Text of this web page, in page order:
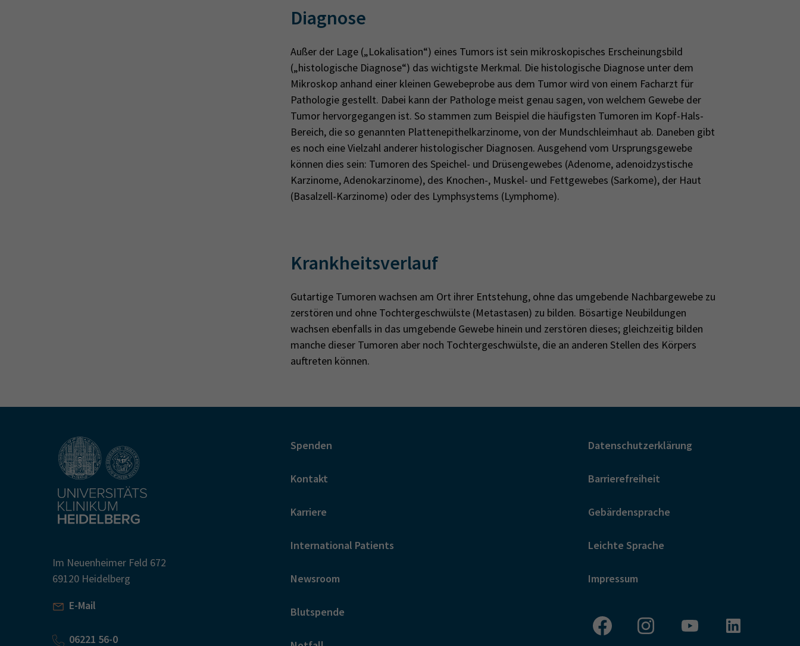
Diagnose
Außer der Lage („Lokalisation“) eines Tumors ist sein mikroskopisches Erscheinungsbild
(„histologische Diagnose“) das wichtigste Merkmal. Die histologische Diagnose unter dem
Mikroskop anhand einer kleinen Gewebeprobe aus dem Tumor wird von einem Facharzt für
Pathologie gestellt. Dabei kann der Pathologe meist genau sagen, von welchem Gewebe der
Tumor hervorgegangen ist. So stammen zum Beispiel die häufigsten Tumoren im Kopf-Hals-
Bereich, die so genannten Plattenepithelkarzinome, von der Mundschleimhaut ab. Daneben gibt
es noch eine Vielzahl anderer histologischer Diagnosen. Ausgehend vom Ursprungsgewebe
können dies sein: Tumoren des Speichel- und Drüsengewebes (Adenome, adenoidzystische
Karzinome, Adenokarzinome), des Knochen-, Muskel- und Fettgewebes (Sarkome), der Haut
(Basalzell-Karzinome) oder des Lymphsystems (Lymphome).
Krankheitsverlauf
Gutartige Tumoren wachsen am Ort ihrer Entstehung, ohne das umgebende Nachbargewebe zu
zerstören und ohne Tochtergeschwülste (Metastasen) zu bilden. Bösartige Neubildungen
wachsen ebenfalls in das umgebende Gewebe hinein und zerstören dieses; gleichzeitig bilden
manche dieser Tumoren aber noch Tochtergeschwülste, die an anderen Stellen des Körpers
auftreten können.
Im Neuenheimer Feld 672
69120 Heidelberg
E-Mail
06221 56-0
Spenden
Kontakt
Karriere
International Patients
Newsroom
Blutspende
Datenschutzerklärung
Barrierefreiheit
Gebärdensprache
Leichte Sprache
Impressum